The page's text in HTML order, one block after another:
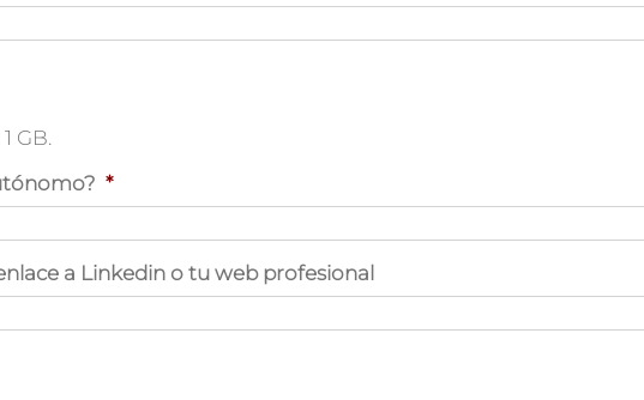
GB.
*
a Linkedin o tu web profesional